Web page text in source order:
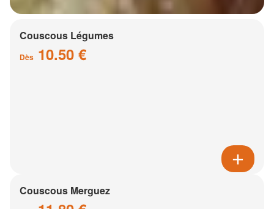
Couscous Légumes
Dès 10.50 €
Couscous Merguez